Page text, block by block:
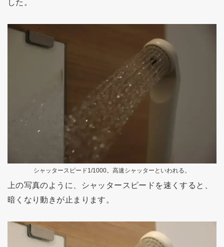
した。
シャッタースピード1/1000。高速シャッターといわれる。
上の写真のように、シャッタースピードを速くすると、
暗くなり動きが止まります。